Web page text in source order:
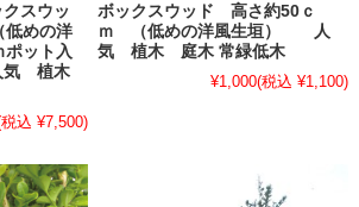
スウッ
めの洋
ット入
気 植木
込 ¥7,500)
ボックスウッド 高さ約50ｃ
ｍ （低めの洋風生垣） 人
気 植木 庭木 常緑低木
¥1,000(税込 ¥1,100)